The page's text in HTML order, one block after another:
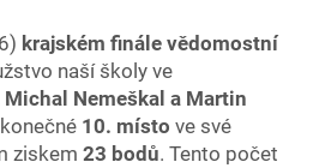
krajském finále vědomostní
naší školy ve
Nemeškal a Martin
10. místo ve své
ziskem 23 bodů. Tento počet